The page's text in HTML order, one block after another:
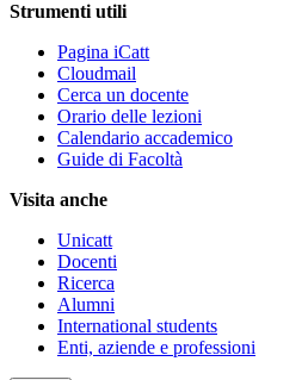
Strumenti utili
Pagina iCatt
Cloudmail
Cerca un docente
Orario delle lezioni
Calendario accademico
Guide di Facoltà
Visita anche
Unicatt
Docenti
Ricerca
Alumni
International students
Enti, aziende e professioni